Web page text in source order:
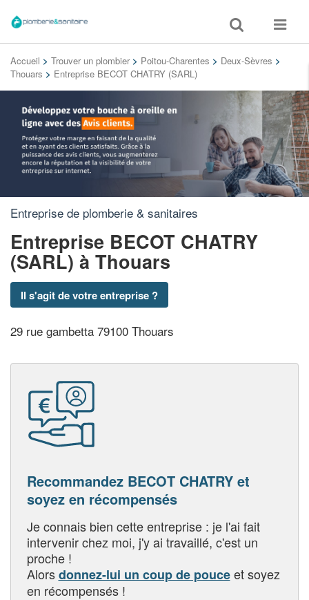
Toggle
search
Toggle
Accueil > Trouver un plombier > Poitou-Charentes > Deux-Sèvres >
Thouars > Entreprise BECOT CHATRY (SARL)
Entreprise de plomberie & sanitaires
Entreprise BECOT CHATRY
(SARL) à Thouars
Il s'agit de votre entreprise ?
29 rue gambetta 79100 Thouars
Recommandez BECOT CHATRY et
soyez en récompensés
Je connais bien cette entreprise : je l'ai fait
intervenir chez moi, j'y ai travaillé, c'est un
proche !
Alorsdonnez-lui un coup de pouceet soyez
en récompensés !